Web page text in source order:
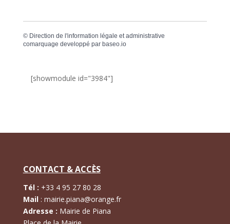
© Direction de l'information légale et administrative
comarquage developpé par baseo.io
[showmodule id="3984"]
CONTACT & ACCÈS
Tél : +33 4 95 27 80 28
Mail: mairie.piana@orange.fr
Adresse : Mairie de Piana